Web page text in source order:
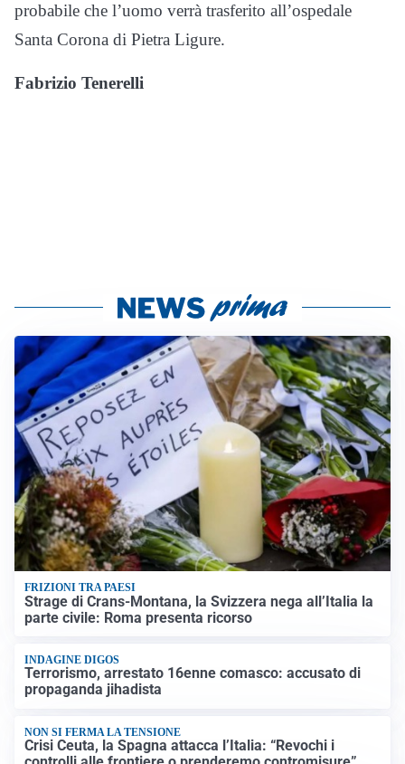
probabile che l’uomo verrà trasferito all’ospedale
Santa Corona di Pietra Ligure.
Fabrizio Tenerelli
FRIZIONI TRA PAESI
Strage di Crans-Montana, la Svizzera nega all’Italia la
parte civile: Roma presenta ricorso
INDAGINE DIGOS
Terrorismo, arrestato 16enne comasco: accusato di
propaganda jihadista
NON SI FERMA LA TENSIONE
Crisi Ceuta, la Spagna attacca l’Italia: “Revochi i